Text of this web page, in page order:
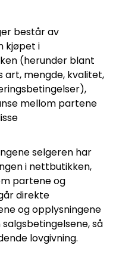
består av
kjøpet i
(herunder blant
art, mengde, kvalitet,
mellom partene
selgeren har
i nettbutikken,
partene og
direkte
og opplysningene
så
lovgivning.